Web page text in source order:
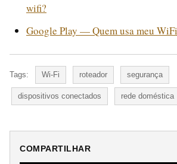
wifi?
Google Play — Quem usa meu WiFi
Tags: Wi-Fi roteador segurança
dispositivos conectados rede doméstica
COMPARTILHAR